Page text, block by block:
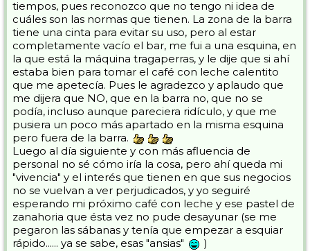
tiempos, pues reconozco que no tengo ni idea de
cuáles son las normas que tienen. La zona de la barra
tiene una cinta para evitar su uso, pero al estar
completamente vacío el bar, me fui a una esquina, en
la que está la máquina tragaperras, y le dije que si ahí
estaba bien para tomar el café con leche calentito
que me apetecía. Pues le agradezco y aplaudo que
me dijera que NO, que en la barra no, que no se
podía, incluso aunque pareciera ridículo, y que me
pusiera un poco más apartado en la misma esquina
pero fuera de la barra.
Luego al día siguiente y con más afluencia de
personal no sé cómo iría la cosa, pero ahí queda mi
"vivencia" y el interés que tienen en que sus negocios
no se vuelvan a ver perjudicados, y yo seguiré
esperando mi próximo café con leche y ese pastel de
zanahoria que ésta vez no pude desayunar (se me
pegaron las sábanas y tenía que empezar a esquiar
rápido...... ya se sabe, esas "ansias"
)